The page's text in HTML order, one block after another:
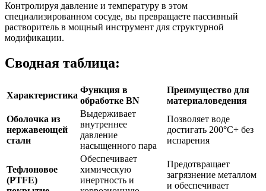
Контролируя давление и температуру в этом
специализированном сосуде, вы превращаете пассивный
растворитель в мощный инструмент для структурной
модификации.
Сводная таблица:
Характеристика
Функция в
обработке BN
Преимущество для
материаловедения
Оболочка из
нержавеющей
стали
Выдерживает
внутреннее
давление
насыщенного пара
Позволяет воде
достигать 200°C+ без
испарения
Тефлоновое
(PTFE)
Обеспечивает
химическую
инертность и
Предотвращает
загрязнение металлом
и обеспечивает